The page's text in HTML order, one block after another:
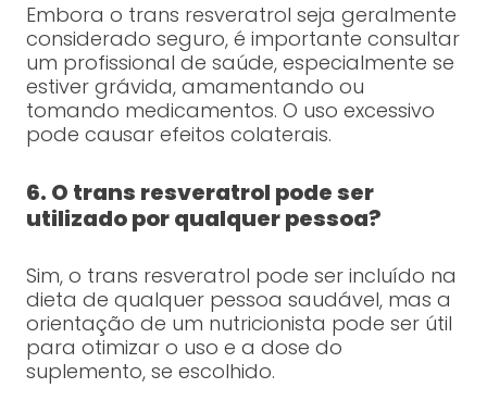
Embora o trans resveratrol seja geralmente
considerado seguro, é importante consultar
um profissional de saúde, especialmente se
estiver grávida, amamentando ou
tomando medicamentos. O uso excessivo
pode causar efeitos colaterais.
6. O trans resveratrol pode ser
utilizado por qualquer pessoa?
Sim, o trans resveratrol pode ser incluído na
dieta de qualquer pessoa saudável, mas a
orientação de um nutricionista pode ser útil
para otimizar o uso e a dose do
suplemento, se escolhido.